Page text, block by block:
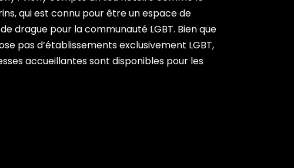
qui est connu pour être un espace de
drague pour la communauté LGBT. Bien que
pas d’établissements exclusivement LGBT,
accueillantes sont disponibles pour les